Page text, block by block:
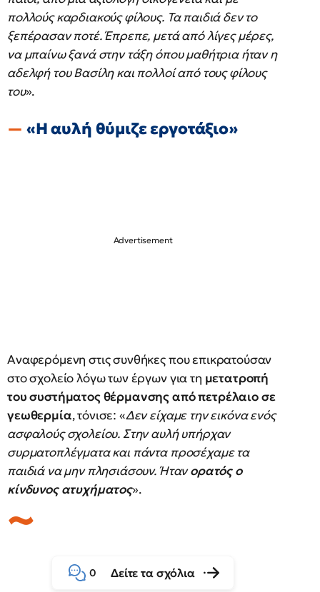
πολλούς καρδιακούς φίλους. Τα παιδιά δεν το
ξεπέρασαν ποτέ. Έπρεπε, μετά από λίγες μέρες,
να μπαίνω ξανά στην τάξη όπου μαθήτρια ήταν η
αδελφή του Βασίλη και πολλοί από τους φίλους
του».
«Η αυλή θύμιζε εργοτάξιο»
Αναφερόμενη στις συνθήκες που επικρατούσαν
στο σχολείο λόγω των έργων για τη μετατροπή
του συστήματος θέρμανσης από πετρέλαιο σε
γεωθερμία, τόνισε: «Δεν είχαμε την εικόνα ενός
ασφαλούς σχολείου. Στην αυλή υπήρχαν
συρματοπλέγματα και πάντα προσέχαμε τα
παιδιά να μην πλησιάσουν. Ήτανορατός ο
κίνδυνος ατυχήματος».
0 Δείτε τα σχόλια